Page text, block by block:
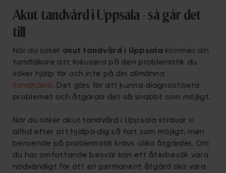
Akut tandvård i Uppsala - så går det
till
När du söker akut tandvård i Uppsala kommer din
tandläkare att fokusera på den problematik du
söker hjälp för och inte på din allmänna
tandhälsa. Det görs för att kunna diagnostisera
problemet och åtgärda det så snabbt som möjligt.
När du söker akut tandvård i Uppsala strävar vi
alltid efter att hjälpa dig så fort som möjligt, men
beroende på problematik krävs olika åtgärder. Om
du har omfattande besvär kan ett återbesök vara
nödvändigt för att en permanent åtgärd ska vara